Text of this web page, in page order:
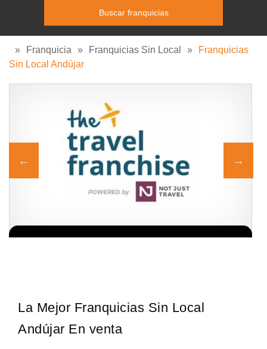
» Franquicia » Franquicias Sin Local »
Franquicias
Sin Local Andújar
La Mejor Franquicias Sin Local
Andújar En venta